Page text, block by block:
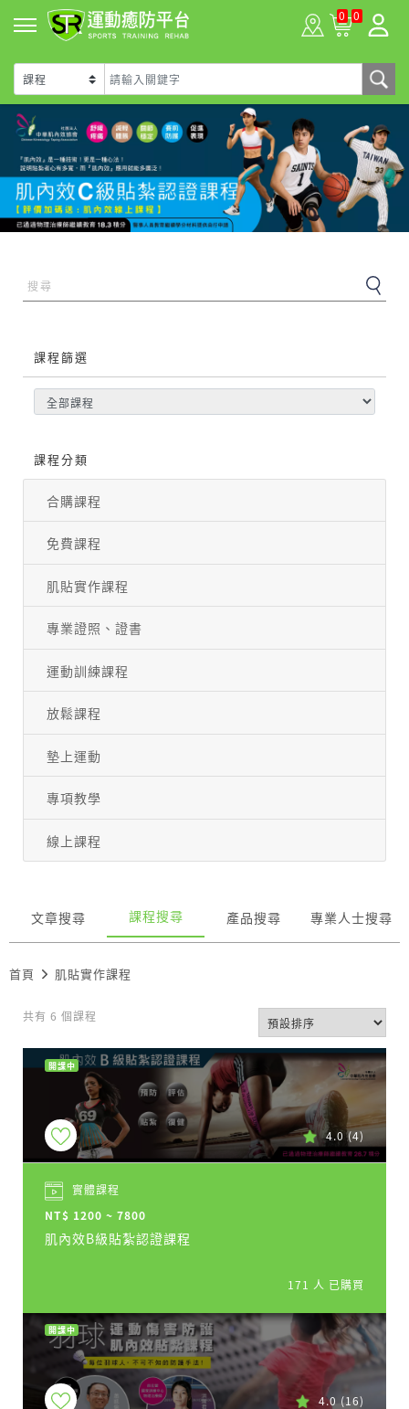
0 0
課程篩選
課程分類
合購課程
免費課程
肌貼實作課程
專業證照、證書
運動訓練課程
放鬆課程
墊上運動
專項教學
線上課程
文章搜尋 課程搜尋 產品搜尋 專業人士搜尋
首頁 肌貼實作課程
共有 6 個課程
開課中
4.0 (4)
實體課程
NT$ 1200 ~ 7800
肌內效B級貼紮認證課程
171 人 已購買
開課中
4.0 (16)